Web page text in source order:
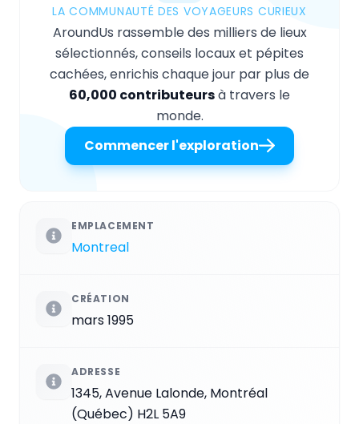
LA COMMUNAUTÉ DES VOYAGEURS CURIEUX
AroundUs rassemble des milliers de lieux
sélectionnés, conseils locaux et pépites
cachées, enrichis chaque jour par plus de
60,000 contributeursà travers le
monde.
Commencer l'exploration
EMPLACEMENT
Montreal
CRÉATION
mars 1995
ADRESSE
1345, Avenue Lalonde, Montréal
(Québec) H2L 5A9